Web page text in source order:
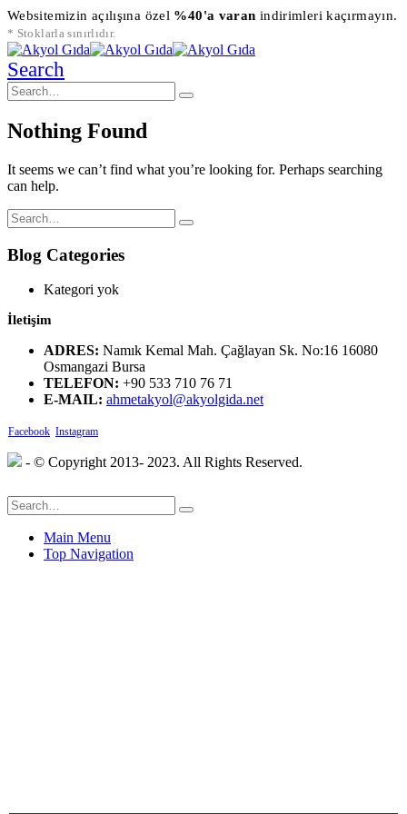
Websitemizin açılışına özel %40'a varan indirimleri kaçırmayın.
* Stoklarla sınırlıdır.
Search
Nothing Found
It seems we can’t find what you’re looking for. Perhaps searching
can help.
Blog Categories
Kategori yok
İletişim
ADRES: Namık Kemal Mah. Çağlayan Sk. No:16 16080
Osmangazi Bursa
TELEFON: +90 533 710 76 71
E-MAIL: ahmetakyol@akyolgida.net
Facebook Instagram
- © Copyright 2013- 2023. All Rights Reserved.
Main Menu
Top Navigation